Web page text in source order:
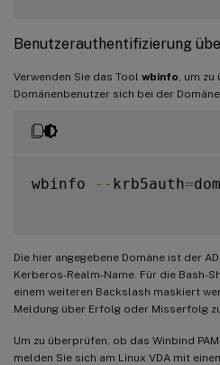
Benutzerauthentifizierung
Verwenden Sie das Tool wbinfo , um
Domänenbenutzer sich bei der
wbinfo -- krb5auth=
Die hier angegebene Domäne ist der
Kerberos-Realm-Name. Für die Bash-
einem weiteren Backslash maskiert
Meldung über Erfolg oder Misserfolg
Um zu überprüfen, ob das Winbind
melden Sie sich am Linux VDA mit